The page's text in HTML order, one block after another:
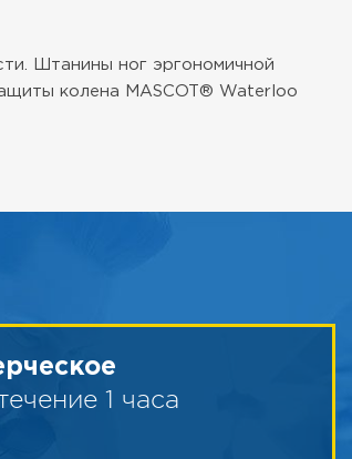
Штанины ног эргономичной
колена MASCOT® Waterloo
1 часа